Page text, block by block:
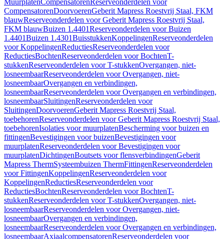
MuurplatenCompensatorenReserveonderdelen voor
CompensatorenDoorvoerenGeberit Mapress Roestvrij Staal, FKM
blauwReserveonderdelen voor Geberit Mapress Roestvrij Staal,
FKM blauwBuizen 1.4401Reserveonderdelen voor Buizen
1.4401Buizen 1.4301BuisstukkenKoppelingenReserveonderdelen
voor KoppelingenReductiesReserveonderdelen voor
ReductiesBochtenReserveonderdelen voor BochtenT-
stukkenReserveonderdelen voor T-stukkenOvergangen, niet-
losneembaarReserveonderdelen voor Overgangen, niet-
losneembaarOvergangen en verbindingen,
losneembaarReserveonderdelen voor Overgangen en verbindingen,
losneembaarSluitingenReserveonderdelen voor
SluitingenDoorvoerenGeberit Mapress Roestvrij Staal,
toebehorenReserveonderdelen voor Geberit Mapress Roestvrij Staal,
toebehorenIsolaties voor muurplatenBescherming voor buizen en
fittingenBevestigingen voor buizenBevestigingen voor
muurplatenReserveonderdelen voor Bevestigingen voor
muurplatenDichtingenBoutsets voor flensverbindingenGeberit
Mapress ThermSysteembuizen ThermFittingenReserveonderdelen
voor FittingenKoppelingenReserveonderdelen voor
KoppelingenReductiesReserveonderdelen voor
ReductiesBochtenReserveonderdelen voor BochtenT-
stukkenReserveonderdelen voor T-stukkenOvergangen, niet-
losneembaarReserveonderdelen voor Overgangen, niet-
losneembaarOvergangen en verbindingen,
losneembaarReserveonderdelen voor Overgangen en verbindingen,
losneembaarAxiaalcompensatorenReserveonderdelen voor